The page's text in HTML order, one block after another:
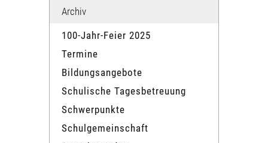
Archiv
100-Jahr-Feier 2025
Termine
Bildungsangebote
Schulische Tagesbetreuung
Schwerpunkte
Schulgemeinschaft